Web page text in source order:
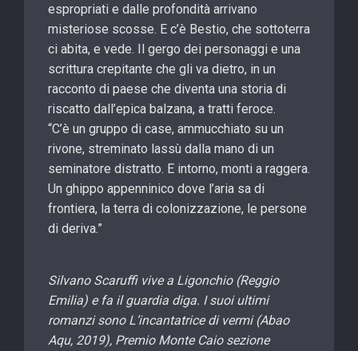
espropriati e dalle profondità arrivano
misteriose scosse. E c’è Bestio, che sottoterra
ci abita, e vede. Il gergo dei personaggi e una
scrittura crepitante che gli va dietro, in un
racconto di paese che diventa una storia di
riscatto dall’epica balzana, a tratti feroce.
“C’è un gruppo di case, ammucchiato su un
rivone, streminato lassù dalla mano di un
seminatore distratto. E intorno, monti a raggera.
Un ghippo appenninico dove l’aria sa di
frontiera, la terra di colonizzazione, le persone
di deriva.”
Silvano Scaruffi vive a Ligonchio (Reggio
Emilia) e fa il guardia diga. I suoi ultimi
romanzi sono L’incantatrice di vermi (Abao
Aqu, 2019), Premio Monte Caio sezione